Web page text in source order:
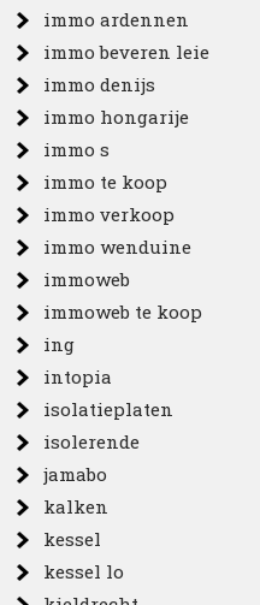
immo ardennen
immo beveren leie
immo denijs
immo hongarije
immo s
immo te koop
immo verkoop
immo wenduine
immoweb
immoweb te koop
ing
intopia
isolatieplaten
isolerende
jamabo
kalken
kessel
kessel lo